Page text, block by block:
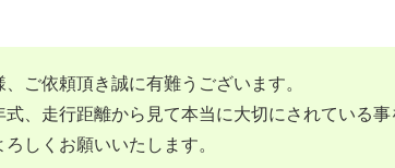
、ご依頼頂き誠に有難うございます。
式、走行距離から見て本当に大切にされている
しくお願いいたします。